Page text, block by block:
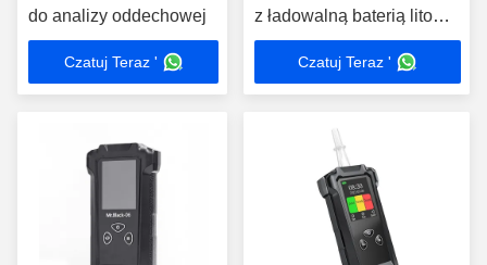
do analizy oddechowej
Czatuj Teraz '
z ładowalną baterią litową
o mocy 1500 mAh
Czatuj Teraz '